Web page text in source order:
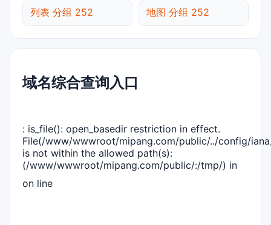
列表 分组 252 地图 分组 252
域名综合查询入口
: is_file(): open_basedir restriction in effect.
File(/www/wwwroot/mipang.com/public/../config/
is not within the allowed path(s):
(/www/wwwroot/mipang.com/public/:/tmp/) in
on line